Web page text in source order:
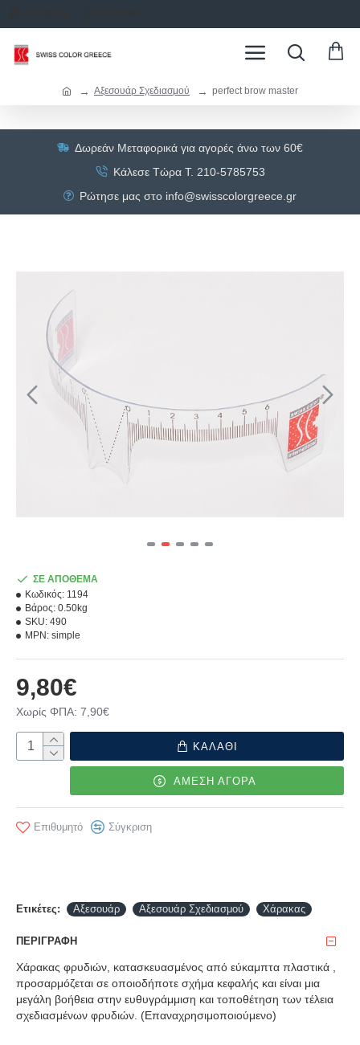
Αξεσουάρ Σχεδιασμού perfect brow master
Δωρεάν Μεταφορικά για αγορές άνω των 60€
Κάλεσε Τώρα Τ. 210-5785753
Ρώτησε μας στο info@swisscolorgreece.gr
9,80€
Χωρίς ΦΠΑ: 7,90€
ΣΕ ΑΠΟΘΕΜΑ
Κωδικός: 1194
Βάρος: 0.50kg
SKU: 490
MPN: simple
ΚΑΛΑΘΙ
ΑΜΕΣΗ ΑΓΟΡΑ
Επιθυμητό Σύγκριση
Ετικέτες: Αξεσουάρ Αξεσουάρ Σχεδιασμού Χάρακας
ΠΕΡΙΓΡΑΦΉ
Χάρακας φρυδιών, κατασκευασμένος από εύκαμπτα πλαστικά ,
προσαρμόζεται σε οποιοδήποτε σχήμα κεφαλής και είναι μια
μεγάλη βοήθεια στην ευθυγράμμιση και τοποθέτηση των τέλεια
σχεδιασμένων φρυδιών. (Επαναχρησιμοποιούμενο)